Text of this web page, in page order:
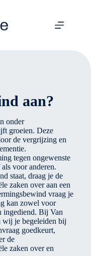
aan?
onder
groeien. Deze
de vergrijzing en
tegen ongewenste
voor anderen.
staat, draag je de
zaken over aan een
vraag je
kan zowel voor
ingediend. Bij Van
wij je begeleiden bij
goedkeurt,
de
zaken over en